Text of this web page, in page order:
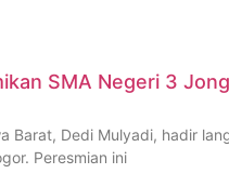
SMA Negeri 3
Barat, Dedi Mulyadi, hadir
Peresmian ini